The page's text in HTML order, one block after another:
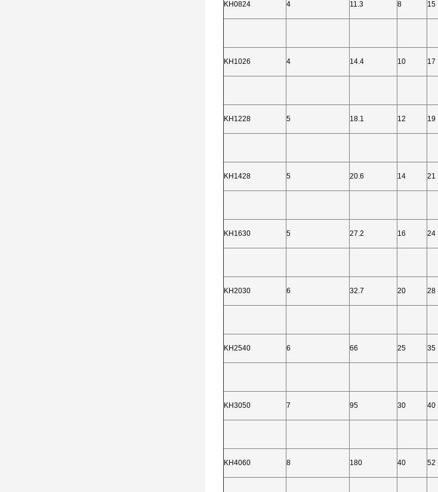
KH0824 4 11.3 8 15
KH1026 4 14.4 10 17
KH1228 5 18.1 12 19
KH1428 5 20.6 14 21
KH1630 5 27.2 16 24
KH2030 6 32.7 20 28
KH2540 6 66 25 35
KH3050 7 95 30 40
KH4060 8 180 40 52